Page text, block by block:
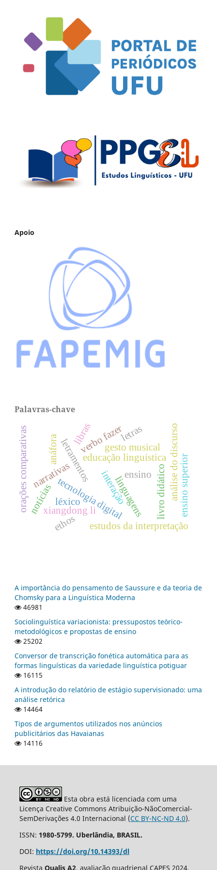
Apoio
Palavras-chave
linguagens
letramentos ensino
tecnologia digital
educação linguística
xiangdong li
estudos da interpretação
narrativas interação
verbo fazer
anáfora
orações comparativas livro didáticoanálise do discurso
gesto musical
ethos
léxico
libras
notícias ensino superior
letras
A importância do pensamento de Saussure e da teoria de
Chomsky para a Linguística Moderna
46981
Sociolinguística variacionista: pressupostos teórico-
metodológicos e propostas de ensino
25202
Conversor de transcrição fonética automática para as
formas linguísticas da variedade linguística potiguar
16115
A introdução do relatório de estágio supervisionado: uma
análise retórica
14464
Tipos de argumentos utilizados nos anúncios
publicitários das Havaianas
14116
Esta obra está licenciada com uma
Licença Creative Commons Atribuição-NãoComercial-
SemDerivações 4.0 Internacional (CC BY-NC-ND 4.0).
ISSN: 1980-5799. Uberlândia, BRASIL.
DOI: https://doi.org/10.14393/dl
Revista Qualis A2, avaliação quadrienal CAPES 2024.